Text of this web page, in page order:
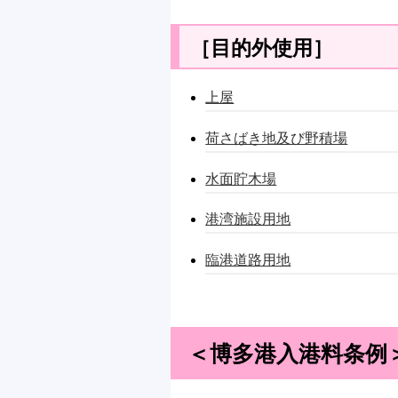
［目的外使用］
上屋
荷さばき地及び野積場
水面貯木場
港湾施設用地
臨港道路用地
＜博多港入港料条例